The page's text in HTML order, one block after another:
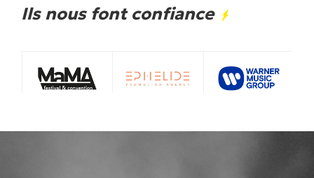
Ils nous font confiance